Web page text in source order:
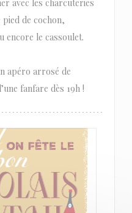
avec les charcuteries
de cochon,
encore le cassoulet.
apéro arrosé de
fanfare dès 19h !